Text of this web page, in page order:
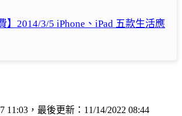
】2014/3/5 iPhone、iPad 五款生活應
11:03，最後更新：11/14/2022 08:44